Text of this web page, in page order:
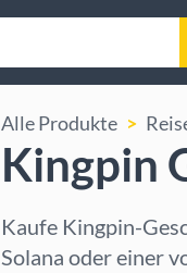
Alle Produkte
Kingpin
Kaufe Kingpin-
Solana oder einer